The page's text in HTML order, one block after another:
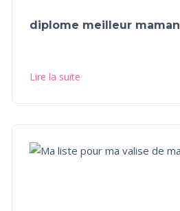
diplome meilleur maman
Lire la suite